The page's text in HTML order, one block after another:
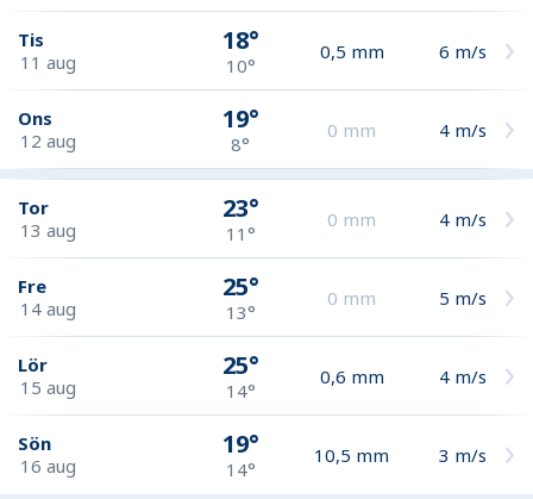
Tis
11 aug
18°
10°
0,5 mm 6 m/s
Ons
12 aug
19°
8°
0 mm 4 m/s
Tor
13 aug
23°
11°
0 mm 4 m/s
Fre
14 aug
25°
13°
0 mm 5 m/s
Lör
15 aug
25°
14°
0,6 mm 4 m/s
Sön
16 aug
19°
14°
10,5 mm 3 m/s